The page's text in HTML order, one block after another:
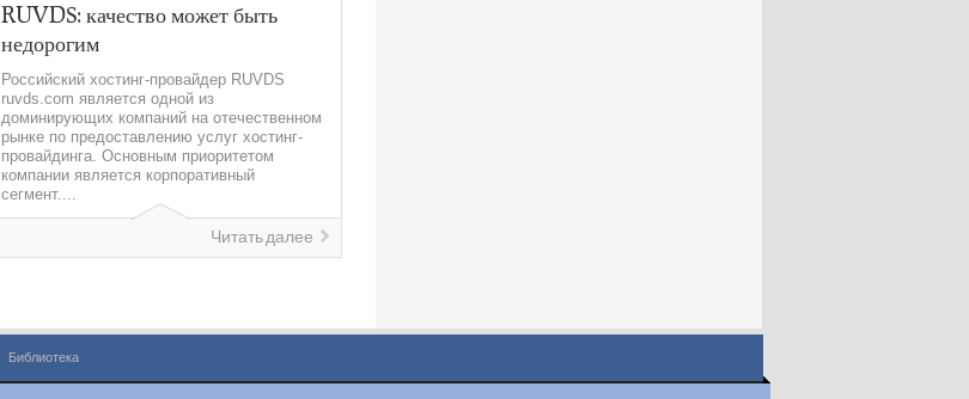
RUVDS: качество может быть
недорогим
Российский хостинг-провайдер RUVDS
ruvds.com является одной из
доминирующих компаний на отечественном
рынке по предоставлению услуг хостинг-
провайдинга. Основным приоритетом
компании является корпоративный
сегмент....
Читать далее
Библиотека